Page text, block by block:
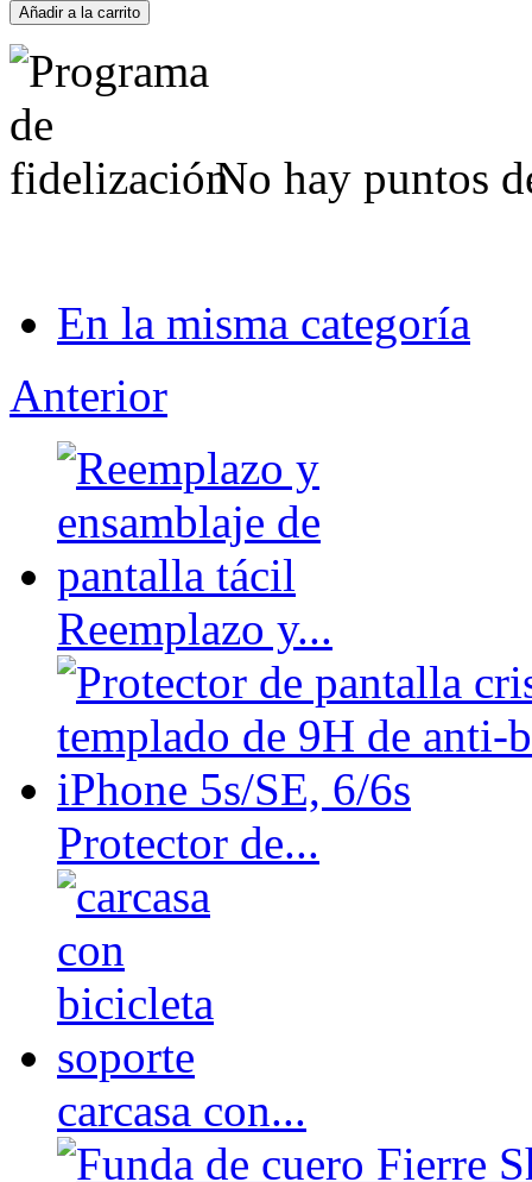
48,50 €
Sale 2913
Sale 2375
ACE 3DS PLUS
7,50 €
Sale 1542
No hay puntos
En la misma categoría
Anterior
Reemplazo y...
Protector de...
carcasa con...